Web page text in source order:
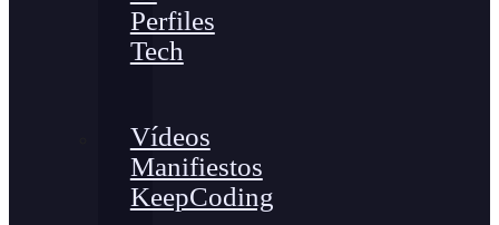
Perfiles
Tech
Vídeos
Manifiestos
KeepCoding